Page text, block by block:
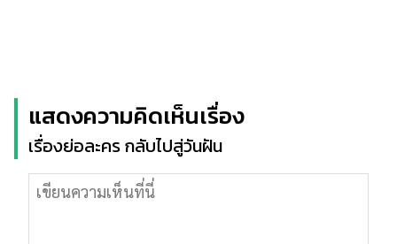
แสดงความคิดเห็นเรื่อง
เรื่องย่อละคร กลับไปสู่วันฝัน